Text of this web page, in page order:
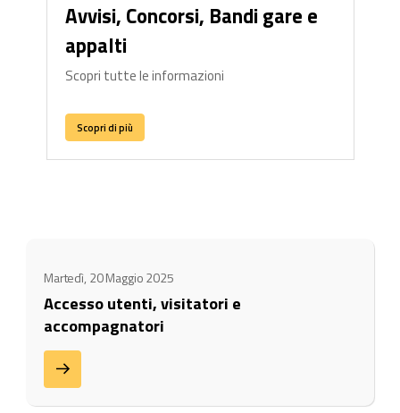
Avvisi, Concorsi, Bandi gare e
appalti
Scopri tutte le informazioni
Scopri di più
Martedì, 20 Maggio 2025
Accesso utenti, visitatori e
accompagnatori